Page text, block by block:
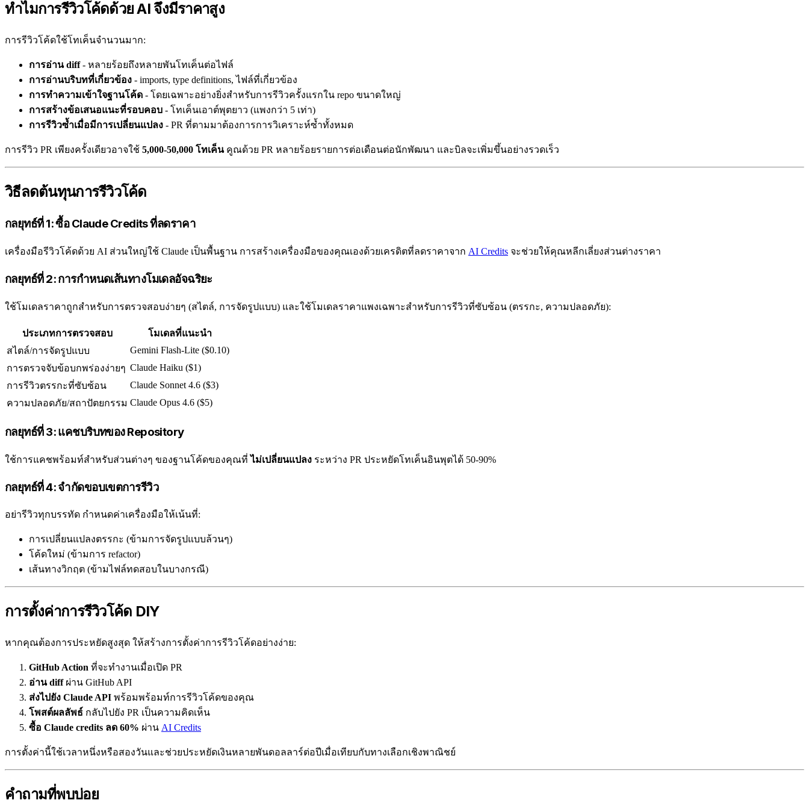
ทำไมการรีวิวโค้ดด้วย AI จึงมีราคาสูง
การรีวิวโค้ดใช้โทเค็นจำนวนมาก:
การอ่าน diff- หลายร้อยถึงหลายพันโทเค็นต่อไฟล์
การอ่านบริบทที่เกี่ยวข้อง - imports, type definitions, ไฟล์ที่เกี่ยวข้อง
การทำความเข้าใจฐานโค้ด - โดยเฉพาะอย่างยิ่งสำหรับการรีวิวครั้งแรกใน repo ขนาดใหญ่
การสร้างข้อเสนอแนะที่รอบคอบ - โทเค็นเอาต์พุตยาว (แพงกว่า 5 เท่า)
การรีวิวซ้ำเมื่อมีการเปลี่ยนแปลง - PR ที่ตามมาต้องการการวิเคราะห์ซ้ำทั้งหมด
การรีวิว PR เพียงครั้งเดียวอาจใช้ 5,000-50,000 โทเค็นคูณด้วย PR หลายร้อยรายการต่อเดือนต่อนักพัฒนา และบิลจะเพิ่มขึ้นอย่างรวดเร็ว
วิธีลดต้นทุนการรีวิวโค้ด
กลยุทธ์ที่ 1: ซื้อ Claude Credits ที่ลดราคา
เครื่องมือรีวิวโค้ดด้วย AI ส่วนใหญ่ใช้ Claude เป็นพื้นฐาน การสร้างเครื่องมือของคุณเองด้วยเครดิตที่ลดราคาจาก AI Credits จะช่วยให้คุณหลีกเลี่ยงส่วนต่างราคา
กลยุทธ์ที่ 2: การกำหนดเส้นทางโมเดลอัจฉริยะ
ใช้โมเดลราคาถูกสำหรับการตรวจสอบง่ายๆ (สไตล์, การจัดรูปแบบ) และใช้โมเดลราคาแพงเฉพาะสำหรับการรีวิวที่ซับซ้อน (ตรรกะ, ความปลอดภัย):
ประเภทการตรวจสอบ
โมเดลที่แนะนำ
สไตล์/การจัดรูปแบบ
Gemini Flash-Lite ($0.10)
การตรวจจับข้อบกพร่องง่ายๆ Claude Haiku ($1)
การรีวิวตรรกะที่ซับซ้อน
Claude Sonnet 4.6 ($3)
ความปลอดภัย/สถาปัตยกรรม Claude Opus 4.6 ($5)
กลยุทธ์ที่ 3: แคชบริบทของ Repository
ใช้การแคชพร้อมท์สำหรับส่วนต่างๆ ของฐานโค้ดของคุณที่ไม่เปลี่ยนแปลง ระหว่าง PR ประหยัดโทเค็นอินพุตได้ 50-90%
กลยุทธ์ที่ 4: จำกัดขอบเขตการรีวิว
อย่ารีวิวทุกบรรทัด กำหนดค่าเครื่องมือให้เน้นที่:
การเปลี่ยนแปลงตรรกะ (ข้ามการจัดรูปแบบล้วนๆ)
โค้ดใหม่ (ข้ามการ refactor)
เส้นทางวิกฤต (ข้ามไฟล์ทดสอบในบางกรณี)
การตั้งค่าการรีวิวโค้ด DIY
หากคุณต้องการประหยัดสูงสุด ให้สร้างการตั้งค่าการรีวิวโค้ดอย่างง่าย:
GitHub Action ที่จะทำงานเมื่อเปิด PR
อ่าน diffผ่าน GitHub API
ส่งไปยัง Claude API พร้อมพร้อมท์การรีวิวโค้ดของคุณ
โพสต์ผลลัพธ์ กลับไปยัง PR เป็นความคิดเห็น
ซื้อ Claude credits ลด 60% ผ่าน AI Credits
การตั้งค่านี้ใช้เวลาหนึ่งหรือสองวันและช่วยประหยัดเงินหลายพันดอลลาร์ต่อปีเมื่อเทียบกับทางเลือกเชิงพาณิชย์
คำถามที่พบบ่อย